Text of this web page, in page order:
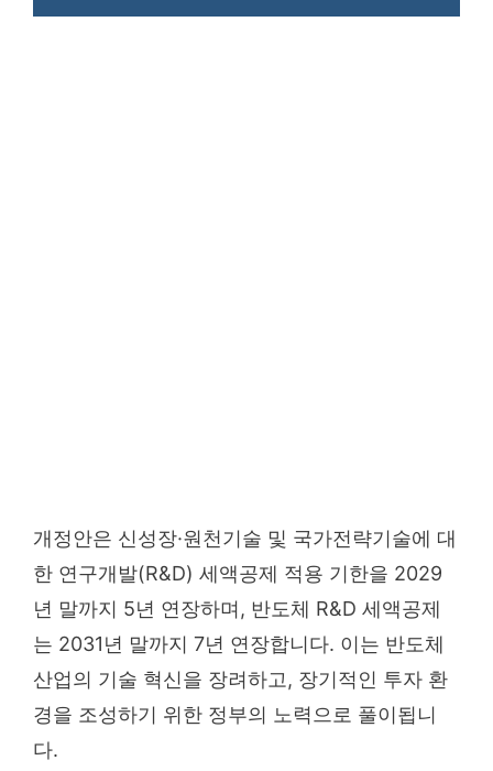
개정안은 신성장·원천기술 및 국가전략기술에 대
한 연구개발(R&D) 세액공제 적용 기한을 2029
년 말까지 5년 연장하며, 반도체 R&D 세액공제
는 2031년 말까지 7년 연장합니다. 이는 반도체
산업의 기술 혁신을 장려하고, 장기적인 투자 환
경을 조성하기 위한 정부의 노력으로 풀이됩니
다.